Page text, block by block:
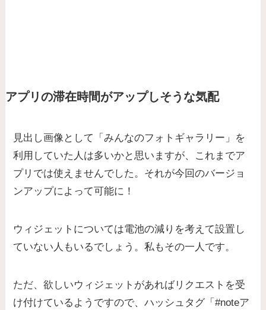
アプリの滞在時間がアップしそうな気配
見出し画像として「みんなのフォトギャラリー」を
利用していた人は多いかと思いますが、これまでア
プリでは使えませんでした。それが今回のバージョ
ンアップによって可能に！
ウィジェットについては電池の減りを考えて設置し
ていない人もいるでしょう。私もその一人です。
ただ、欲しいウィジェットがあればリクエストを受
け付けているようですので、ハッシュタグ「#noteア